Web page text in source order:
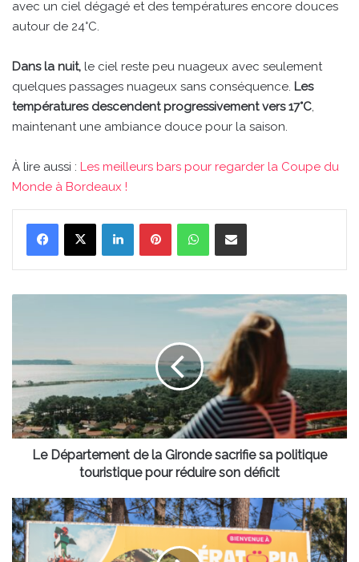
avec un ciel dégagé et des températures encore douces
autour de 24°C.
Dans la nuit, le ciel reste peu nuageux avec seulement
quelques passages nuageux sans conséquence. Les
températures descendent progressivement vers 17°C,
maintenant une ambiance douce pour la saison.
À lire aussi : Les meilleurs bars pour regarder la Coupe du
Monde à Bordeaux !
LinkedinPinterestWhatsAppPartager par email
Gironde
sacrifie
politique
touristique
déficit
Le Département de la Gironde sacrifie sa politique
touristique pour réduire son déficit
Cap
sur
ÉRATOPIA
et